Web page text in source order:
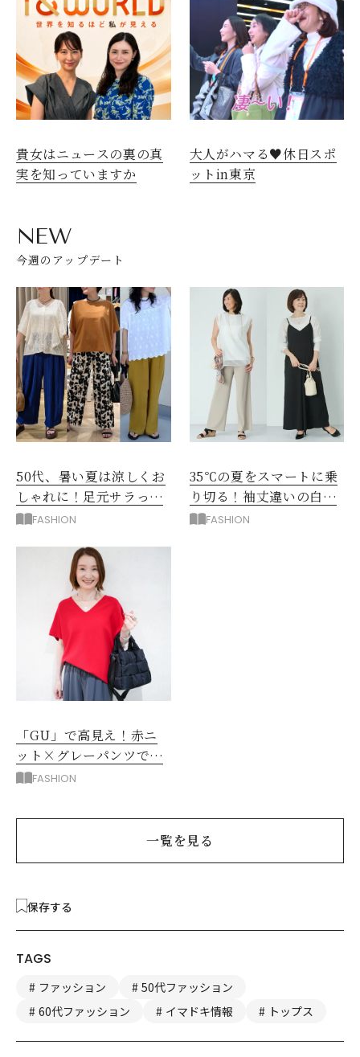
貴女はニュースの裏の真
実を知っていますか
大人がハマる♥休日スポ
ットin東京
NEW
今週のアップデート
50代、暑い夏は涼しくお
しゃれに！足元サラっと
快適「優秀ワイドパン
FASHION
35℃の夏をスマートに乗
り切る！袖丈違いの白シ
アー2枚で5着回し
FASHION
「GU」で高見え！赤ニ
ット×グレーパンツで作
る大人の休日コーデ
FASHION
一覧を見る
保存する
TAGS
ファッション
50代ファッション
60代ファッション
イマドキ情報 トップス